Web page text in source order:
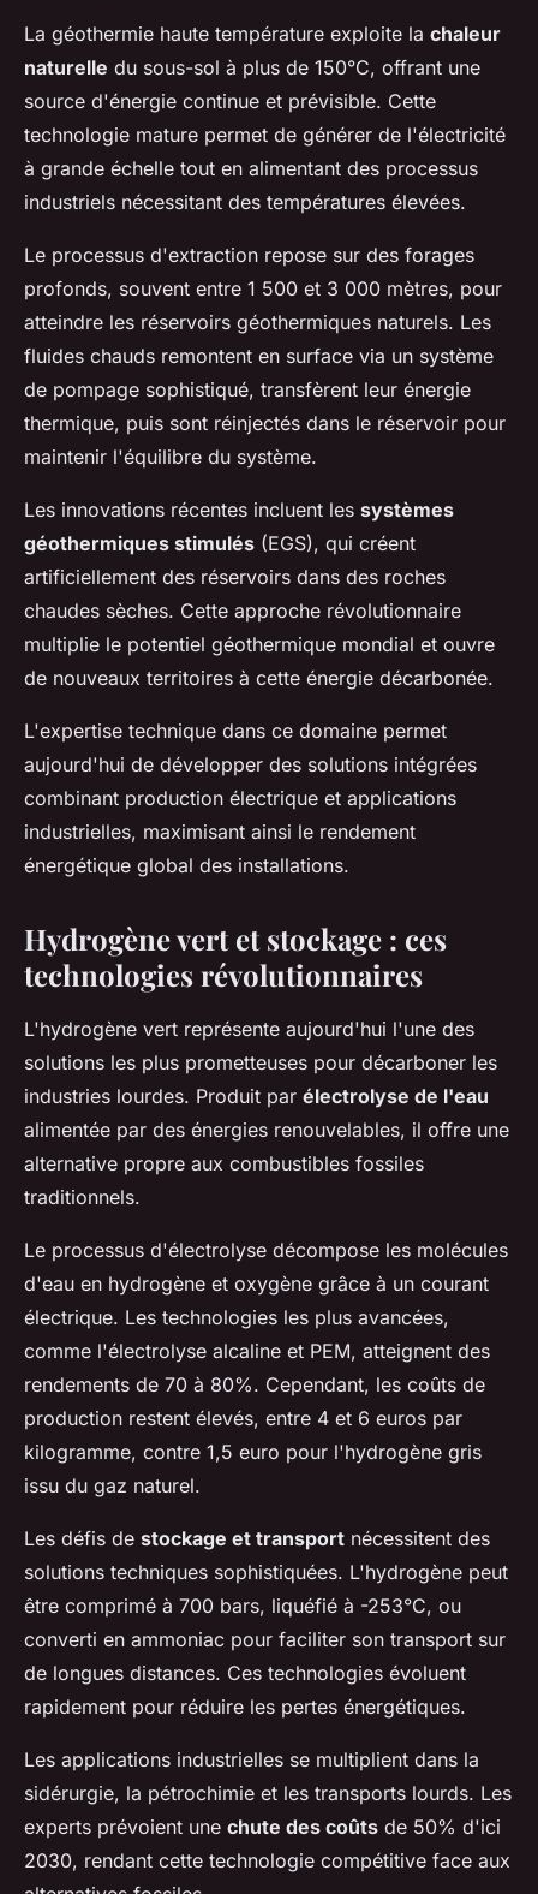
La géothermie haute température exploite la chaleur
naturelle du sous-sol à plus de 150°C, offrant une
source d'énergie continue et prévisible. Cette
technologie mature permet de générer de l'électricité
à grande échelle tout en alimentant des processus
industriels nécessitant des températures élevées.
Le processus d'extraction repose sur des forages
profonds, souvent entre 1 500 et 3 000 mètres, pour
atteindre les réservoirs géothermiques naturels. Les
fluides chauds remontent en surface via un système
de pompage sophistiqué, transfèrent leur énergie
thermique, puis sont réinjectés dans le réservoir pour
maintenir l'équilibre du système.
Les innovations récentes incluent les systèmes
géothermiques stimulés (EGS), qui créent
artificiellement des réservoirs dans des roches
chaudes sèches. Cette approche révolutionnaire
multiplie le potentiel géothermique mondial et ouvre
de nouveaux territoires à cette énergie décarbonée.
L'expertise technique dans ce domaine permet
aujourd'hui de développer des solutions intégrées
combinant production électrique et applications
industrielles, maximisant ainsi le rendement
énergétique global des installations.
Hydrogène vert et stockage : ces
technologies révolutionnaires
L'hydrogène vert représente aujourd'hui l'une des
solutions les plus prometteuses pour décarboner les
industries lourdes. Produit par électrolyse de l'eau
alimentée par des énergies renouvelables, il offre une
alternative propre aux combustibles fossiles
traditionnels.
Le processus d'électrolyse décompose les molécules
d'eau en hydrogène et oxygène grâce à un courant
électrique. Les technologies les plus avancées,
comme l'électrolyse alcaline et PEM, atteignent des
rendements de 70 à 80%. Cependant, les coûts de
production restent élevés, entre 4 et 6 euros par
kilogramme, contre 1,5 euro pour l'hydrogène gris
issu du gaz naturel.
Les défis de stockage et transport nécessitent des
solutions techniques sophistiquées. L'hydrogène peut
être comprimé à 700 bars, liquéfié à -253°C, ou
converti en ammoniac pour faciliter son transport sur
de longues distances. Ces technologies évoluent
rapidement pour réduire les pertes énergétiques.
Les applications industrielles se multiplient dans la
sidérurgie, la pétrochimie et les transports lourds. Les
experts prévoient une chute des coûts de 50% d'ici
2030, rendant cette technologie compétitive face aux